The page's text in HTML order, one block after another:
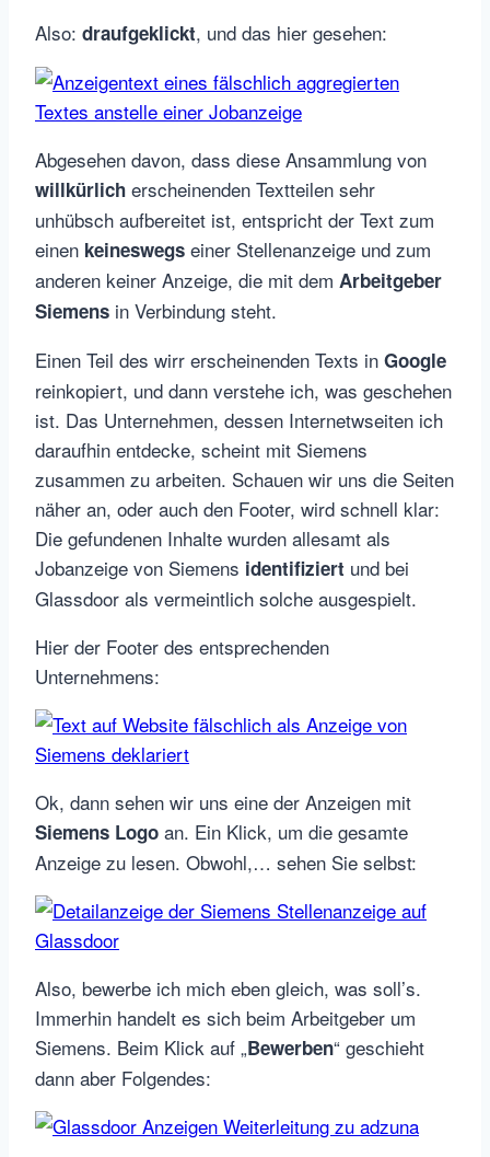
Also: draufgeklickt, und das hier gesehen:
Abgesehen davon, dass diese Ansammlung von
willkürlich erscheinenden Textteilen sehr
unhübsch aufbereitet ist, entspricht der Text zum
einen keineswegs einer Stellenanzeige und zum
anderen keiner Anzeige, die mit dem Arbeitgeber
Siemens in Verbindung steht.
Einen Teil des wirr erscheinenden Texts in Google
reinkopiert, und dann verstehe ich, was geschehen
ist. Das Unternehmen, dessen Internetwseiten ich
daraufhin entdecke, scheint mit Siemens
zusammen zu arbeiten. Schauen wir uns die Seiten
näher an, oder auch den Footer, wird schnell klar:
Die gefundenen Inhalte wurden allesamt als
Jobanzeige von Siemens identifiziert und bei
Glassdoor als vermeintlich solche ausgespielt.
Hier der Footer des entsprechenden
Unternehmens:
Ok, dann sehen wir uns eine der Anzeigen mit
Siemens Logo an. Ein Klick, um die gesamte
Anzeige zu lesen. Obwohl,… sehen Sie selbst:
Also, bewerbe ich mich eben gleich, was soll’s.
Immerhin handelt es sich beim Arbeitgeber um
Siemens. Beim Klick auf „Bewerben“ geschieht
dann aber Folgendes: